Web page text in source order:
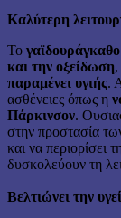
Καλύτερη
Το γαϊδουράγκαθο
και την οξείδωση
παραμένει υγιής.
ασθένειες όπως η
Πάρκινσον.
στην προστασία
και να
δυσκολεύουν τη
Βελτιώνει την